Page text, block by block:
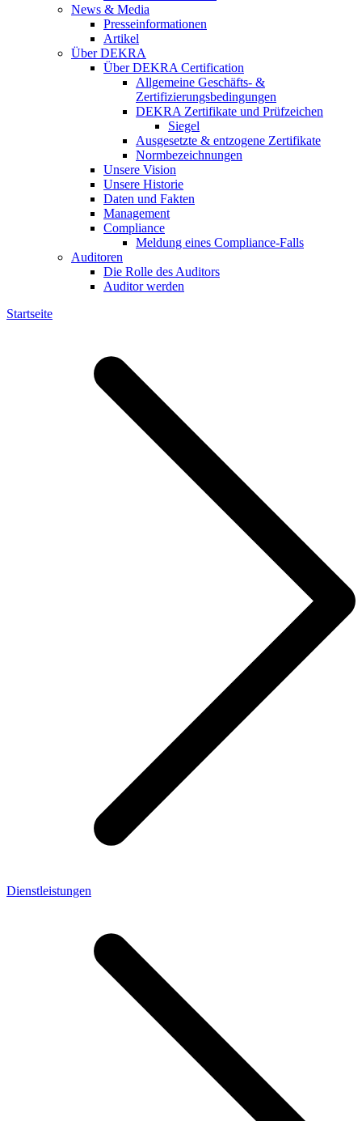
News & Media
Presseinformationen
Artikel
Über DEKRA
Über DEKRA Certification
Allgemeine Geschäfts- &
Zertifizierungsbedingungen
DEKRA Zertifikate und Prüfzeichen
Siegel
Ausgesetzte & entzogene Zertifikate
Normbezeichnungen
Unsere Vision
Unsere Historie
Daten und Fakten
Management
Compliance
Meldung eines Compliance-Falls
Auditoren
Die Rolle des Auditors
Auditor werden
Startseite
Dienstleistungen